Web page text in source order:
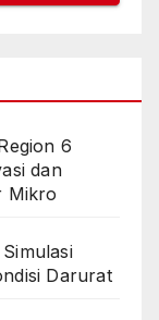
6
dan
Mikro
Darurat